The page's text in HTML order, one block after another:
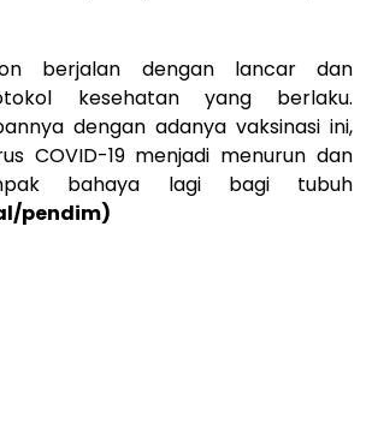
berjalan dengan lancar dan
kesehatan yang berlaku.
dengan adanya vaksinasi ini,
COVID-19 menjadi menurun dan
bahaya lagi bagi tubuh
pendim)